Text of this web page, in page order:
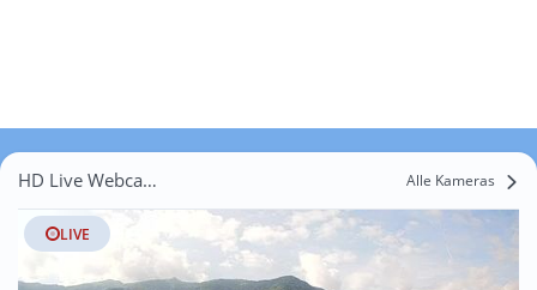
HD Live Webcams Santo Stefano Alle Kameras
LIVE